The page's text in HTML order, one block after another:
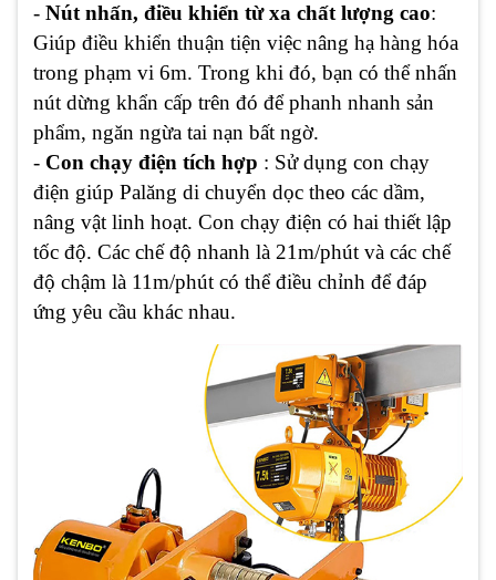
- Nút nhấn, điều khiển từ xa chất lượng cao:
Giúp điều khiển thuận tiện việc nâng hạ hàng hóa
trong phạm vi 6m. Trong khi đó, bạn có thể nhấn
nút dừng khẩn cấp trên đó để phanh nhanh sản
phẩm, ngăn ngừa tai nạn bất ngờ.
- Con chạy điện tích hợp : Sử dụng con chạy
điện giúp Palăng di chuyển dọc theo các dầm,
nâng vật linh hoạt. Con chạy điện có hai thiết lập
tốc độ. Các chế độ nhanh là 21m/phút và các chế
độ chậm là 11m/phút có thể điều chỉnh để đáp
ứng yêu cầu khác nhau.